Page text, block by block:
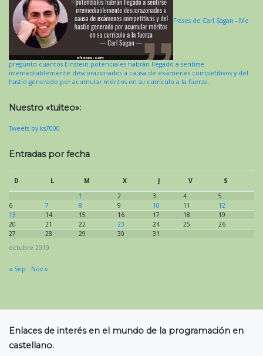
Frases de Carl Sagan - Me
pregunto cuántos Einstein potenciales habrán llegado a sentirse
irremediablemente descorazonados a causa de exámenes competitivos y del
hastío generado por acumular méritos en su currículo a la fuerza.
Nuestro «tuiteo»:
Tweets by ks7000
Entradas por fecha
octubre 2019
D L M X J V
S
1
2 3 4
5
6
7 8 9 10 11
12
13
14 15 16 17 18
19
20
21 22 23 24 25
26
27
28 29 30 31
« Sep Nov »
Enlaces de interés en el mundo de la programación en
castellano.